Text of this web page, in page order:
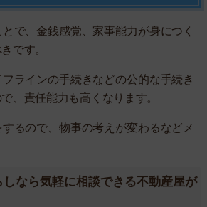
で、金銭感覚、家事能力が身につく
です。
ラインの手続きなどの公的な手続き
、責任能力も高くなります。
るので、物事の考えが変わるなどメ
なら気軽に相談できる不動産屋が